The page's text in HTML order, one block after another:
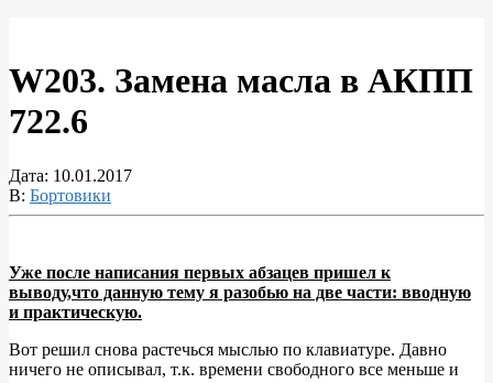
W203. Замена масла в АКПП
722.6
Дата: 10.01.2017
В: Бортовики
W203.
Замена
масла
Уже после написания первых абзацев пришел к
выводу,что данную тему я разобью на две части: вводную
и практическую.
Вот решил снова растечься мыслью по клавиатуре. Давно
ничего не описывал, т.к. времени свободного все меньше и